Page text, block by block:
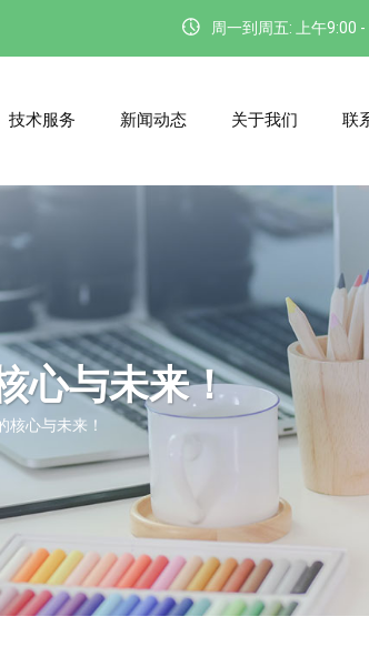
周一到周五: 上午9:00
技术服务 新闻动态 关于我们 联
心与未来！
核心与未来！